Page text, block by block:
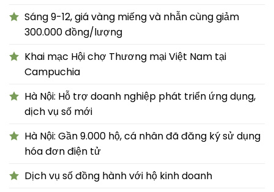
Sáng 9-12, giá vàng miếng và nhẫn cùng giảm
300.000 đồng/lượng
Khai mạc Hội chợ Thương mại Việt Nam tại
Campuchia
Hà Nội: Hỗ trợ doanh nghiệp phát triển ứng dụng,
dịch vụ số mới
Hà Nội: Gần 9.000 hộ, cá nhân đã đăng ký sử dụng
hóa đơn điện tử
Dịch vụ số đồng hành với hộ kinh doanh